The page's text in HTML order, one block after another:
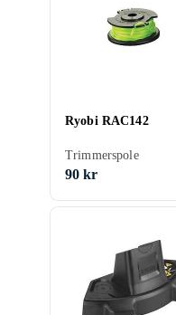
Ryobi RAC142
Trimmerspole
90 kr